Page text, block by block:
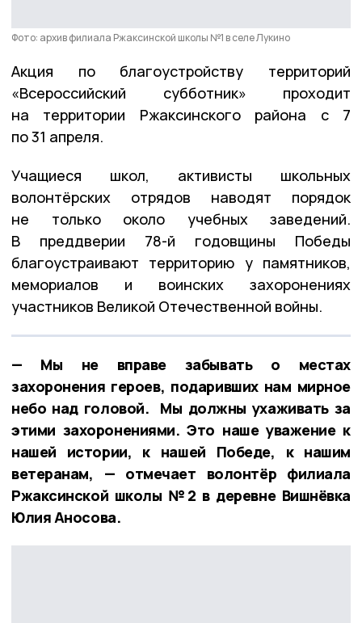
Фото: архив филиала Ржаксинской школы №1 в селе Лукино
Акция по благоустройству территорий
«Всероссийский субботник» проходит
на территории Ржаксинского района с 7
по 31 апреля.
Учащиеся школ, активисты школьных
волонтёрских отрядов наводят порядок
не только около учебных заведений.
В преддверии 78-й годовщины Победы
благоустраивают территорию у памятников,
мемориалов и воинских захоронениях
участников Великой Отечественной войны.
— Мы не вправе забывать о местах
захоронения героев, подаривших нам мирное
небо над головой. Мы должны ухаживать за
этими захоронениями. Это наше уважение к
нашей истории, к нашей Победе, к нашим
ветеранам, — отмечает волонтёр филиала
Ржаксинской школы №2 в деревне Вишнёвка
Юлия Аносова.